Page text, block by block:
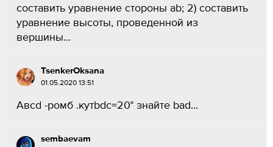
составить уравнение стороны ab; 2) составить
уравнение высоты, проведенной из
вершины...
TsenkerOksana
01.05.2020 13:51
Авсd -ромб .кутbdc=20° знайте bad...
sembaevam